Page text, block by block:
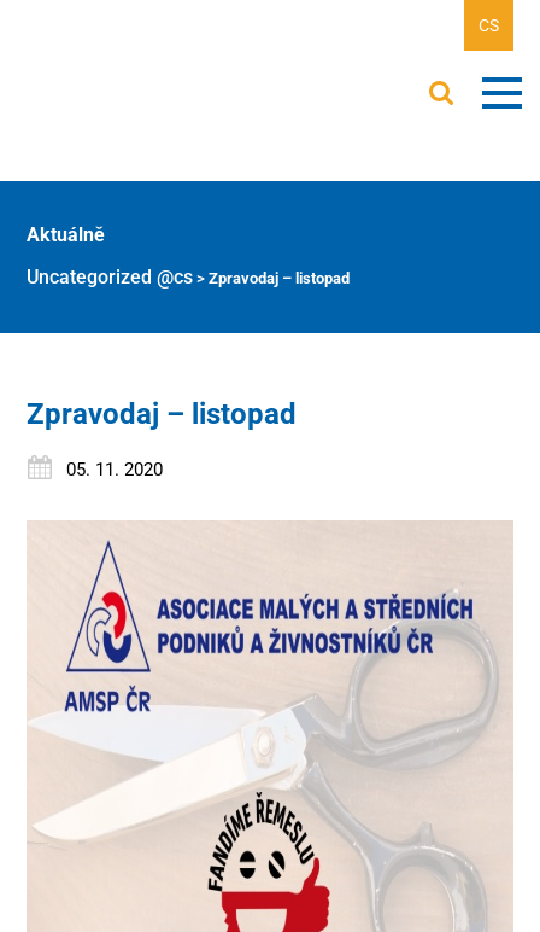
CS
Aktuálně
Uncategorized @cs >Zpravodaj – listopad
Zpravodaj – listopad
05. 11. 2020